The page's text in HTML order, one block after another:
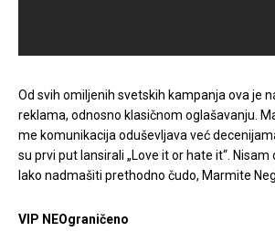
Od svih omiljenih svetskih kampanja ova je
reklama, odnosno klasičnom oglašavanju.
me komunikacija oduševljava već
su prvi put lansirali „Love it or hate it“.
lako nadmašiti prethodno čudo, Marmite
VIP NEOgraničeno